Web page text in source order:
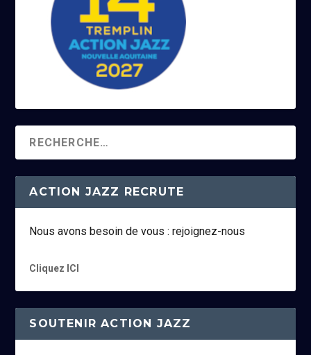
ACTION JAZZ RECRUTE
Nous avons besoin de vous : rejoignez-nous
Cliquez ICI
SOUTENIR ACTION JAZZ